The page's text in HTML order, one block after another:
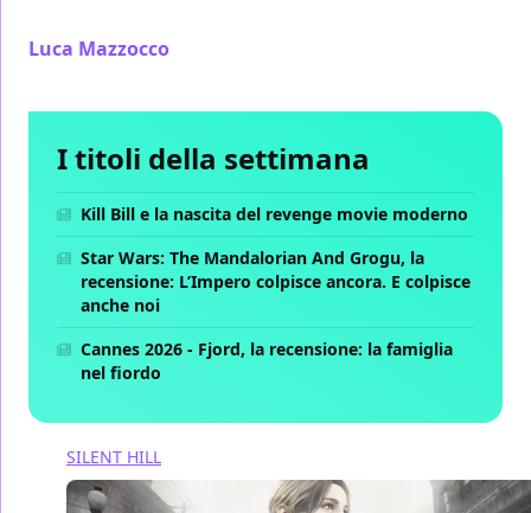
Luca Mazzocco
I titoli della settimana
Kill Bill e la nascita del revenge movie moderno
Star Wars: The Mandalorian And Grogu, la
recensione: L’Impero colpisce ancora. E colpisce
anche noi
Cannes 2026 - Fjord, la recensione: la famiglia
nel fiordo
SILENT HILL